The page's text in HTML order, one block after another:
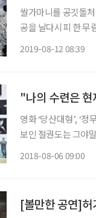
쌀가마니를 공깃돌
공을 날다시피 한 무
2019-08-12 08:39
"나의 수련은
영화 ‘당산대형’, ‘
보인 절권도는 그야
2018-08-06 09:00
[볼만한 공연]허